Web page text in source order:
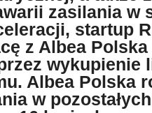
zasilania w
startup
z Albea
wykupienie
Albea Polska
w